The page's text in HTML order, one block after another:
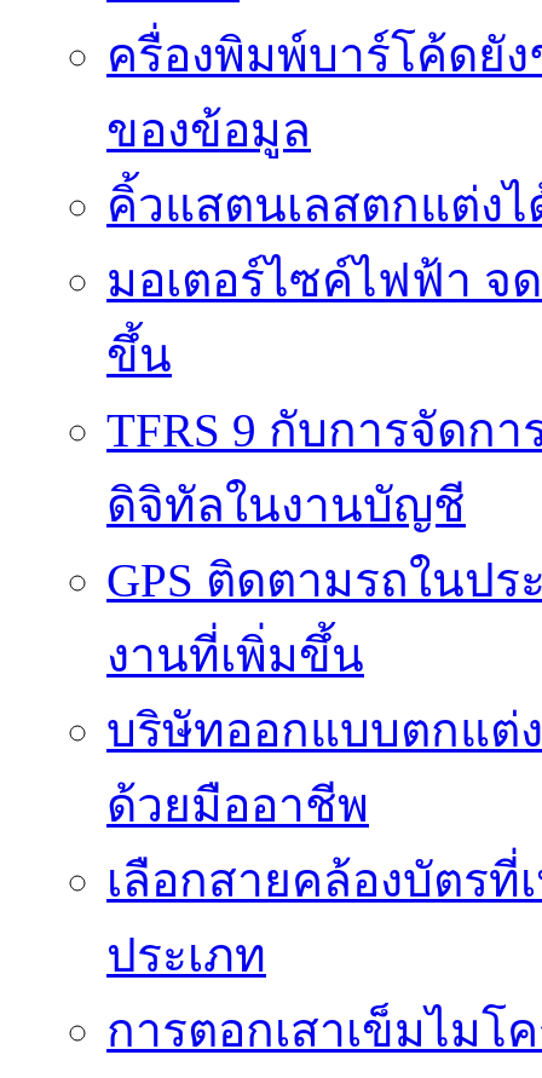
ครื่องพิมพ์บาร์โค้ดยั
ของข้อมูล
คิ้วแสตนเลสตกแต่ง
มอเตอร์ไซค์ไฟฟ้า จ
ขึ้น
TFRS 9 กับการจัดก
ดิจิทัลในงานบัญชี
GPS ติดตามรถในป
งานที่เพิ่มขึ้น
บริษัทออกแบบตกแต่
ด้วยมืออาชีพ
เลือกสายคล้องบัตร
ประเภท
การตอกเสาเข็มไมโ